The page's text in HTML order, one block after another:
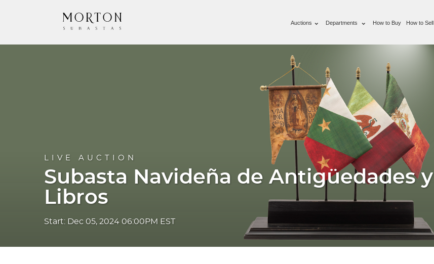
Auctions Departments How to Buy How to Sell
LIVE AUCTION
Subasta Navideña de Antigüedades y
Libros
Start: Dec 05, 2024 06:00PM EST